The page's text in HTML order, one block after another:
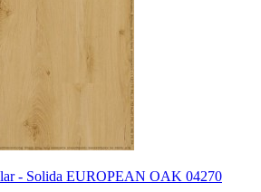
- Solida EUROPEAN OAK 04270